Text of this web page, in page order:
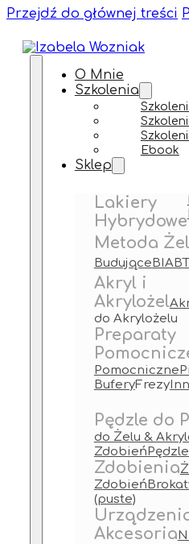
Przejdź do głównej treści
O Mnie
Szkolenia
Ebook
Sklep
Lakiery
Hybrydowe
Metoda
Budujące BIAB
Akryl i
Akrylożel
do Akrylożelu
Preparaty
Pomocniczne
BuferyFrezy
Pędzle do
do Żelu &
Zdobień
Zdobienia
Zdobień
(puste)
Akcesoria